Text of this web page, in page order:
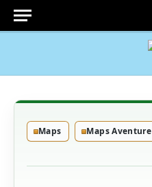
Maps Maps Aventure